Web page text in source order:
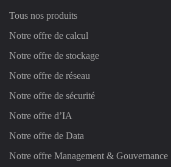
Tous nos produits
Notre offre de calcul
Notre offre de stockage
Notre offre de réseau
Notre offre de sécurité
Notre offre d’IA
Notre offre de Data
Notre offre Management & Gouvernance